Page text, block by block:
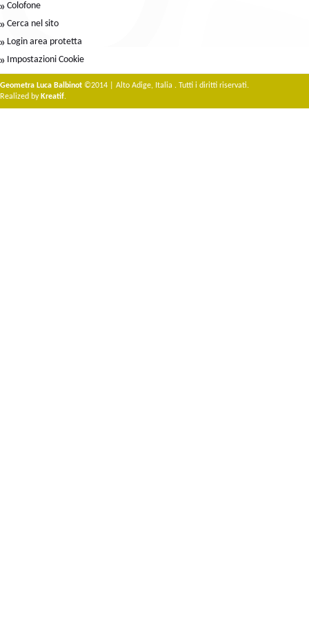
Colofone
Cerca nel sito
Login area protetta
Impostazioni Cookie
Geometra Luca Balbinot ©2014 | Alto Adige, Italia . Tutti i diritti riservati.
Realized by Kreatif.